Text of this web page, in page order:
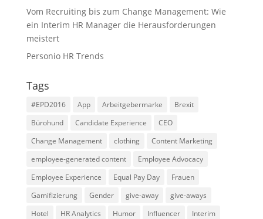
Vom Recruiting bis zum Change Management: Wie
ein Interim HR Manager die Herausforderungen
meistert
Personio HR Trends
Tags
#EPD2016 App Arbeitgebermarke
Brexit
Bürohund
Candidate Experience
CEO
Change Management
clothing
Content Marketing
employee-generated content
Employee Advocacy
Employee Experience
Equal Pay Day
Frauen
Gamifizierung
Gender give-away
give-aways
Hotel
HR Analytics Humor Influencer
Interim